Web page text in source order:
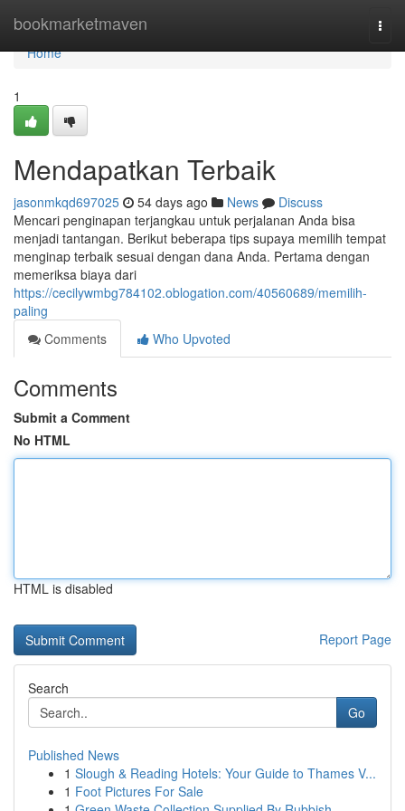
bookmarketmaven
Home
Home
1
Mendapatkan Terbaik
jasonmkqd697025 54 days ago News
Discuss
Mencari penginapan terjangkau untuk perjalanan Anda bisa
menjadi tantangan. Berikut beberapa tips supaya memilih tempat
menginap terbaik sesuai dengan dana Anda. Pertama dengan
memeriksa biaya dari
https://cecilywmbg784102.oblogation.com/40560689/memilih-
paling
Comments
Who Upvoted
Comments
Submit a Comment
No HTML
HTML is disabled
Report Page
Search
Go
Published News
1 Slough & Reading Hotels: Your Guide to Thames V...
1 Foot Pictures For Sale